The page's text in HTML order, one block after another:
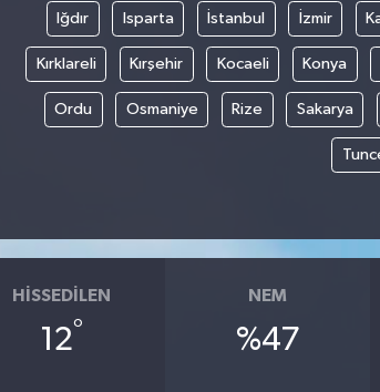
Iğdır Isparta İstanbul İzmir
Kırklareli Kırşehir Kocaeli Konya
Ordu Osmaniye Rize Sakarya
HISSEDILEN
12°
NEM
%47